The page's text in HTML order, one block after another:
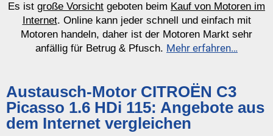
Es ist große Vorsicht geboten beim Kauf von Motoren im
Internet. Online kann jeder schnell und einfach mit
Motoren handeln, daher ist der Motoren Markt sehr
anfällig für Betrug & Pfusch. Mehr erfahren…
Austausch-Motor CITROËN C3
Picasso 1.6 HDi 115: Angebote aus
dem Internet vergleichen